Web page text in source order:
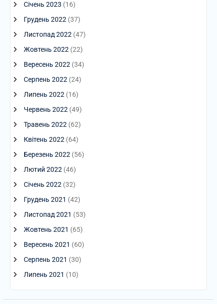
Січень 2023 (16)
Грудень 2022 (37)
Листопад 2022 (47)
Жовтень 2022 (22)
Вересень 2022 (34)
Серпень 2022 (24)
Липень 2022 (16)
Червень 2022 (49)
Травень 2022 (62)
Квітень 2022 (64)
Березень 2022 (56)
Лютий 2022 (46)
Січень 2022 (32)
Грудень 2021 (42)
Листопад 2021 (53)
Жовтень 2021 (65)
Вересень 2021 (60)
Серпень 2021 (30)
Липень 2021 (10)